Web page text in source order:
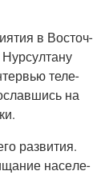
в Восточ­
теле­
на
раз­ви­тия.
насе­ле­